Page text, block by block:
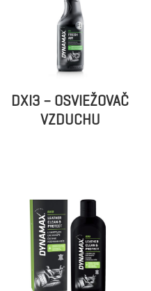
DXI3 – OSVIEŽOVAČ
VZDUCHU